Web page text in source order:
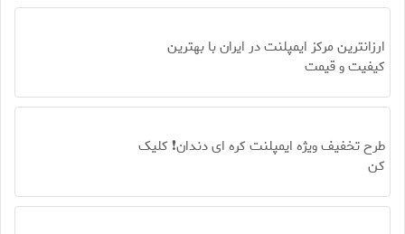
ارزانترین مرکز ایمپلنت در ایران با بهترین
کیفیت و قیمت
طرح تخفیف ویژه ایمپلنت کره ای دندان❗ کلیک
کن